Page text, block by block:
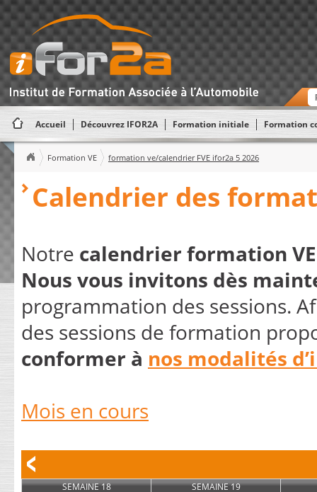
Accueil Découvrez IFOR2A Formation initiale Formation
Formation VE formation ve/calendrier FVE ifor2a 5 2026
Calendrier des
Notre calendrier formation VE
Nous vous invitons dès
programmation des sessions.
des sessions de formation
conformer à nos modalités
Mois en cours
SEMAINE 18 SEMAINE 19